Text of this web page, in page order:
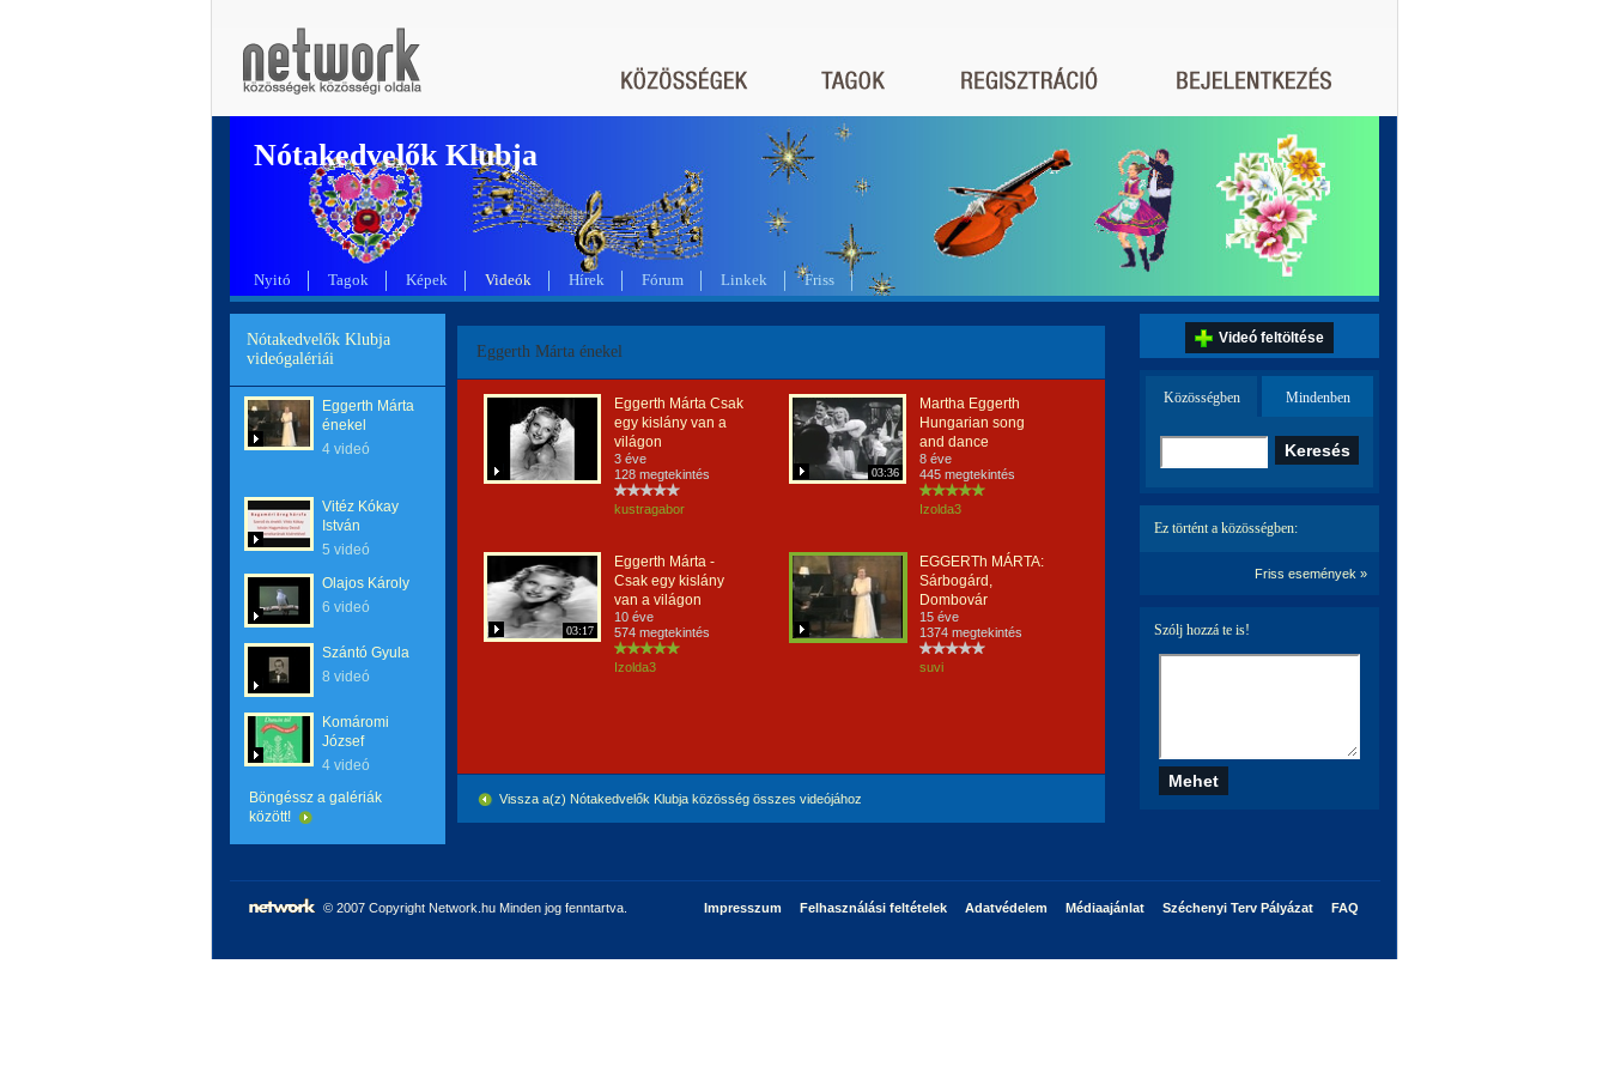
Nótakedvelők Klubja
Nyitó Tagok Képek Videók Hírek Fórum Linkek Friss
Nótakedvelők Klubja
videógalériái
Eggerth Márta
énekel
4 videó
Vitéz Kókay
István
5 videó
Olajos Károly
6 videó
Szántó Gyula
8 videó
Komáromi
József
4 videó
Böngéssz a galériák
között!
Eggerth Márta énekel
Eggerth Márta Csak
egy kislány van a
világon
3 éve
128 megtekintés
kustragabor
03:36
Martha Eggerth
Hungarian song
and dance
8 éve
445 megtekintés
Izolda3
03:17
Eggerth Márta -
Csak egy kislány
van a világon
10 éve
574 megtekintés
Izolda3
EGGERTh MÁRTA:
Sárbogárd,
Dombovár
15 éve
1374 megtekintés
suvi
Vissza a(z) Nótakedvelők Klubja közösség összes videójához
Videó feltöltése
Közösségben Mindenben
Ez történt a közösségben:
Friss események »
Szólj hozzá te is!
© 2007 Copyright Network.hu Minden jog fenntartva. Impresszum Felhasználási feltételek Adatvédelem Médiaajánlat Széchenyi Terv Pályázat FAQ